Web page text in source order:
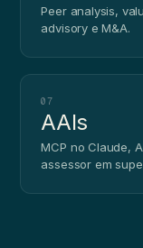
Peer analysis,
advisory e M&A.
07
AAIs
MCP no Claude,
assessor em